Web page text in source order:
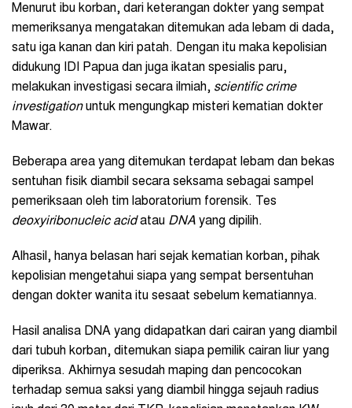
Menurut ibu korban, dari keterangan dokter yang sempat
memeriksanya mengatakan ditemukan ada lebam di dada,
satu iga kanan dan kiri patah. Dengan itu maka kepolisian
didukung IDI Papua dan juga ikatan spesialis paru,
melakukan investigasi secara ilmiah, scientific crime
investigationuntuk mengungkap misteri kematian dokter
Mawar.
Beberapa area yang ditemukan terdapat lebam dan bekas
sentuhan fisik diambil secara seksama sebagai sampel
pemeriksaan oleh tim laboratorium forensik. Tes
deoxyiribonucleic acidatau DNA yang dipilih.
Alhasil, hanya belasan hari sejak kematian korban, pihak
kepolisian mengetahui siapa yang sempat bersentuhan
dengan dokter wanita itu sesaat sebelum kematiannya.
Hasil analisa DNA yang didapatkan dari cairan yang diambil
dari tubuh korban, ditemukan siapa pemilik cairan liur yang
diperiksa. Akhirnya sesudah maping dan pencocokan
terhadap semua saksi yang diambil hingga sejauh radius